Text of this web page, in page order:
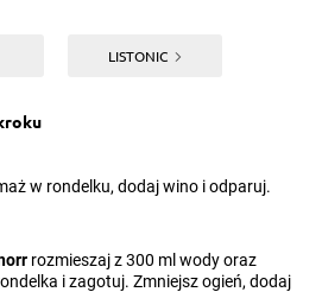
LISTONIC
w rondelku, dodaj wino i odparuj.
rozmieszaj z 300 ml wody oraz
i zagotuj. Zmniejsz ogień, dodaj